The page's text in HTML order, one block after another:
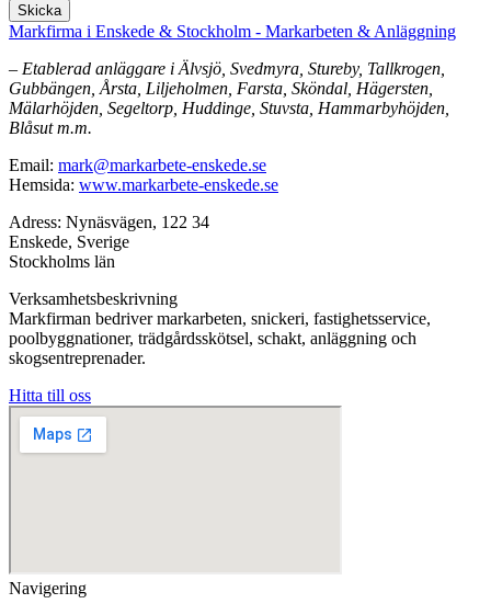
Skicka
Markfirma i Enskede & Stockholm - Markarbeten & Anläggning
– Etablerad anläggare i Älvsjö, Svedmyra, Stureby, Tallkrogen,
Gubbängen, Årsta, Liljeholmen, Farsta, Sköndal, Hägersten,
Mälarhöjden, Segeltorp, Huddinge, Stuvsta, Hammarbyhöjden,
Blåsut m.m.
Email: mark@markarbete-enskede.se
Hemsida: www.markarbete-enskede.se
Adress: Nynäsvägen, 122 34
Enskede, Sverige
Stockholms län
Verksamhetsbeskrivning
Markfirman bedriver markarbeten, snickeri, fastighetsservice,
poolbyggnationer, trädgårdsskötsel, schakt, anläggning och
skogsentreprenader.
Hitta till oss
Navigering